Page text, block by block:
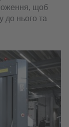
щоб
до нього та